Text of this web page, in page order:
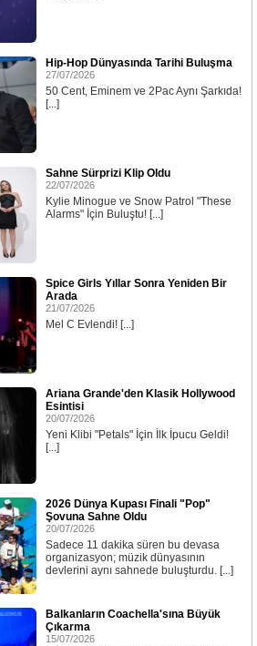
Hip-Hop Dünyasında Tarihi Buluşma
27/07/2026
50 Cent, Eminem ve 2Pac Aynı Şarkıda!
[...]
Sahne Sürprizi Klip Oldu
22/07/2026
Kylie Minogue ve Snow Patrol "These
Alarms" İçin Buluştu! [...]
Spice Girls Yıllar Sonra Yeniden Bir
Arada
21/07/2026
Mel C Evlendi! [...]
Ariana Grande'den Klasik Hollywood
Esintisi
20/07/2026
Yeni Klibi "Petals" İçin İlk İpucu Geldi!
[...]
2026 Dünya Kupası Finali "Pop"
Şovuna Sahne Oldu
20/07/2026
Sadece 11 dakika süren bu devasa
organizasyon; müzik dünyasının
devlerini aynı sahnede buluşturdu. [...]
Balkanların Coachella'sına Büyük
Çıkarma
15/07/2026